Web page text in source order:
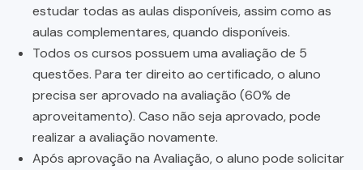
estudar todas as aulas disponíveis, assim como as
aulas complementares, quando disponíveis.
Todos os cursos possuem uma avaliação de 5
questões. Para ter direito ao certificado, o aluno
precisa ser aprovado na avaliação (60% de
aproveitamento). Caso não seja aprovado, pode
realizar a avaliação novamente.
Após aprovação na Avaliação, o aluno pode solicitar